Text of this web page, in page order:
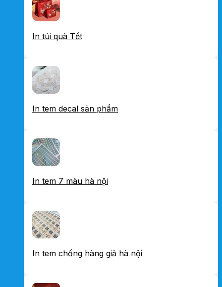
In túi quà Tết
In tem decal sản phẩm
In tem 7 màu hà nội
In tem chống hàng giả hà nội